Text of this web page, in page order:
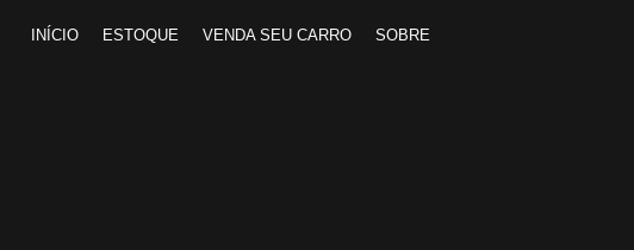
INÍCIO ESTOQUE VENDA SEU CARRO SOBRE